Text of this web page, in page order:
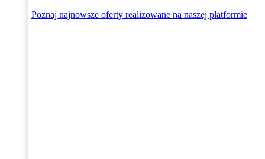
Poznaj najnowsze oferty realizowane na naszej platformie